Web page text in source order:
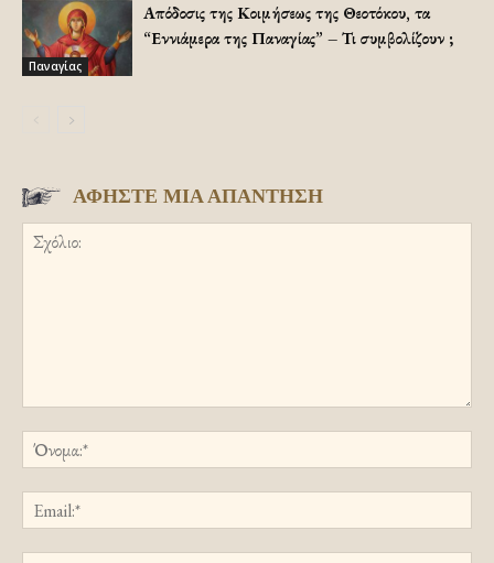
Παναγίας
Απόδοσις της Κοιμήσεως της Θεοτόκου, τα
“Εννιάμερα της Παναγίας” – Τι συμβολίζουν ;
ΑΦΗΣΤΕ ΜΙΑ ΑΠΑΝΤΗΣΗ